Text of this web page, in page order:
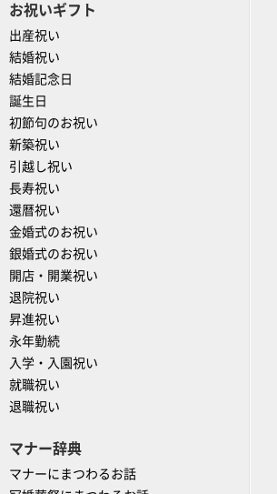
お祝いギフト
出産祝い
結婚祝い
結婚記念日
誕生日
初節句のお祝い
新築祝い
引越し祝い
長寿祝い
還暦祝い
金婚式のお祝い
銀婚式のお祝い
開店・開業祝い
退院祝い
昇進祝い
永年勤続
入学・入園祝い
就職祝い
退職祝い
マナー辞典
マナーにまつわるお話